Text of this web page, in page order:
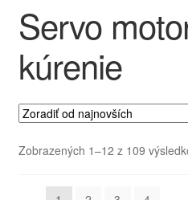
Kontakt
Košík
Môj účet
Servo
kúrenie
Zobrazených 1–12 z 109